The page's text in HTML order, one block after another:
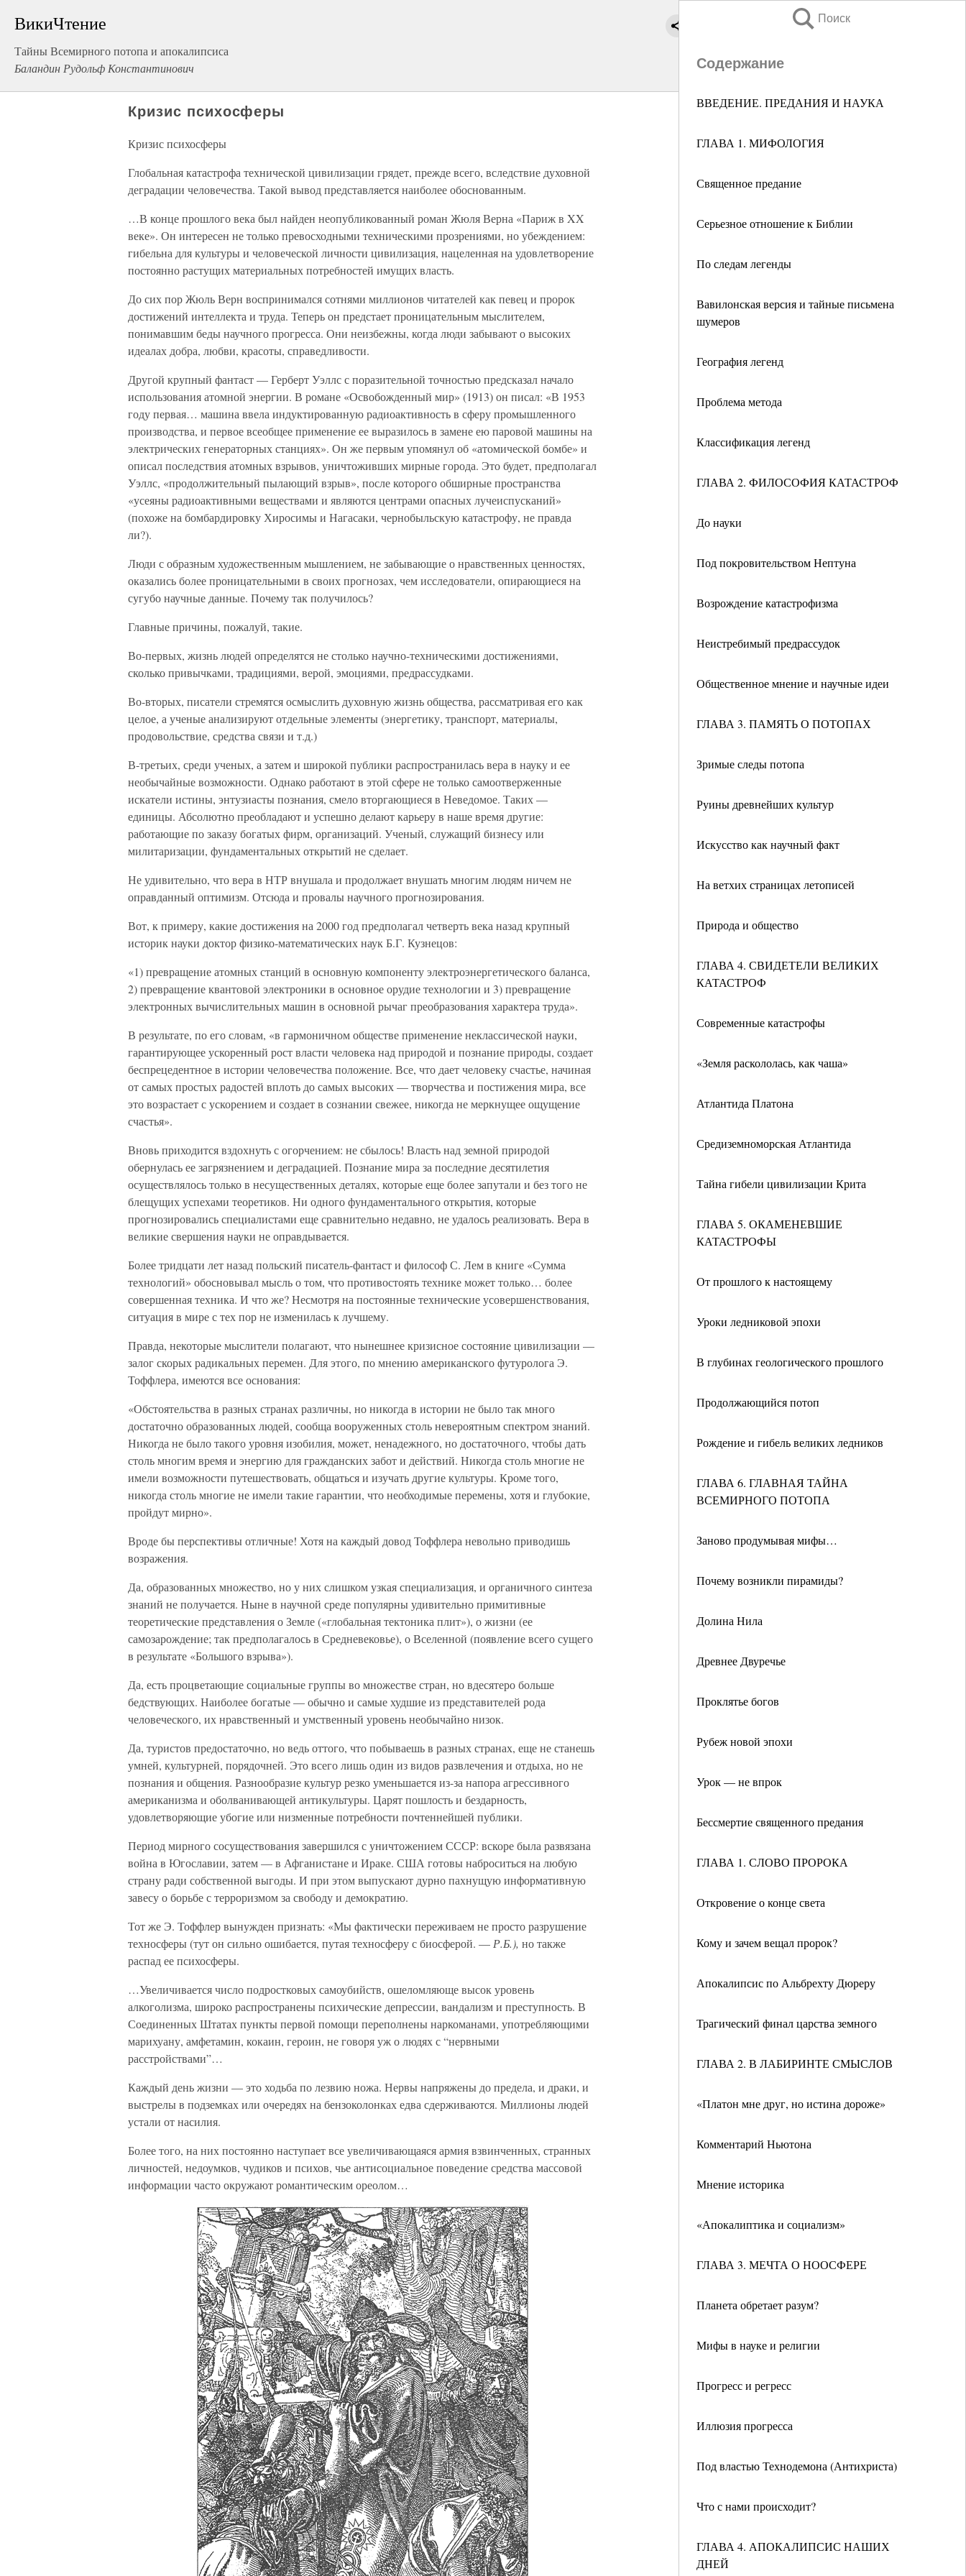
ВикиЧтение
Тайны Всемирного потопа и апокалипсиса
Баландин Рудольф Константинович
Поиск
Содержание
ВВЕДЕНИЕ. ПРЕДАНИЯ И НАУКА
ГЛАВА 1. МИФОЛОГИЯ
Священное предание
Серьезное отношение к Библии
По следам легенды
Вавилонская версия и тайные письмена
шумеров
География легенд
Проблема метода
Классификация легенд
ГЛАВА 2. ФИЛОСОФИЯ КАТАСТРОФ
До науки
Под покровительством Нептуна
Возрождение катастрофизма
Неистребимый предрассудок
Общественное мнение и научные идеи
ГЛАВА 3. ПАМЯТЬ О ПОТОПАХ
Зримые следы потопа
Руины древнейших культур
Искусство как научный факт
На ветхих страницах летописей
Природа и общество
ГЛАВА 4. СВИДЕТЕЛИ ВЕЛИКИХ
КАТАСТРОФ
Современные катастрофы
«Земля раскололась, как чаша»
Атлантида Платона
Средиземноморская Атлантида
Тайна гибели цивилизации Крита
ГЛАВА 5. ОКАМЕНЕВШИЕ
КАТАСТРОФЫ
От прошлого к настоящему
Уроки ледниковой эпохи
В глубинах геологического прошлого
Продолжающийся потоп
Рождение и гибель великих ледников
ГЛАВА 6. ГЛАВНАЯ ТАЙНА
ВСЕМИРНОГО ПОТОПА
Заново продумывая мифы…
Почему возникли пирамиды?
Долина Нила
Древнее Двуречье
Проклятье богов
Рубеж новой эпохи
Урок — не впрок
Бессмертие священного предания
ГЛАВА 1. СЛОВО ПРОРОКА
Откровение о конце света
Кому и зачем вещал пророк?
Апокалипсис по Альбрехту Дюреру
Трагический финал царства земного
ГЛАВА 2. В ЛАБИРИНТЕ СМЫСЛОВ
«Платон мне друг, но истина дороже»
Комментарий Ньютона
Мнение историка
«Апокалиптика и социализм»
ГЛАВА 3. МЕЧТА О НООСФЕРЕ
Планета обретает разум?
Мифы в науке и религии
Прогресс и регресс
Иллюзия прогресса
Под властью Технодемона (Антихриста)
Что с нами происходит?
ГЛАВА 4. АПОКАЛИПСИС НАШИХ
ДНЕЙ
Кризис психосферы
Кризис психосферы
Глобальная катастрофа технической цивилизации грядет, прежде всего, вследствие духовной
деградации человечества. Такой вывод представляется наиболее обоснованным.
…В конце прошлого века был найден неопубликованный роман Жюля Верна «Париж в XX
веке». Он интересен не только превосходными техническими прозрениями, но убеждением:
гибельна для культуры и человеческой личности цивилизация, нацеленная на удовлетворение
постоянно растущих материальных потребностей имущих власть.
До сих пор Жюль Верн воспринимался сотнями миллионов читателей как певец и пророк
достижений интеллекта и труда. Теперь он предстает проницательным мыслителем,
понимавшим беды научного прогресса. Они неизбежны, когда люди забывают о высоких
идеалах добра, любви, красоты, справедливости.
Другой крупный фантаст — Герберт Уэллс с поразительной точностью предсказал начало
использования атомной энергии. В романе «Освобожденный мир» (1913) он писал: «В 1953
году первая… машина ввела индуктированную радиоактивность в сферу промышленного
производства, и первое всеобщее применение ее выразилось в замене ею паровой машины на
электрических генераторных станциях». Он же первым упомянул об «атомической бомбе» и
описал последствия атомных взрывов, уничтоживших мирные города. Это будет, предполагал
Уэллс, «продолжительный пылающий взрыв», после которого обширные пространства
«усеяны радиоактивными веществами и являются центрами опасных лучеиспусканий»
(похоже на бомбардировку Хиросимы и Нагасаки, чернобыльскую катастрофу, не правда
ли?).
Люди с образным художественным мышлением, не забывающие о нравственных ценностях,
оказались более проницательными в своих прогнозах, чем исследователи, опирающиеся на
сугубо научные данные. Почему так получилось?
Главные причины, пожалуй, такие.
Во-первых, жизнь людей определятся не столько научно-техническими достижениями,
сколько привычками, традициями, верой, эмоциями, предрассудками.
Во-вторых, писатели стремятся осмыслить духовную жизнь общества, рассматривая его как
целое, а ученые анализируют отдельные элементы (энергетику, транспорт, материалы,
продовольствие, средства связи и т.д.)
В-третьих, среди ученых, а затем и широкой публики распространилась вера в науку и ее
необычайные возможности. Однако работают в этой сфере не только самоотверженные
искатели истины, энтузиасты познания, смело вторгающиеся в Неведомое. Таких —
единицы. Абсолютно преобладают и успешно делают карьеру в наше время другие:
работающие по заказу богатых фирм, организаций. Ученый, служащий бизнесу или
милитаризации, фундаментальных открытий не сделает.
Не удивительно, что вера в НТР внушала и продолжает внушать многим людям ничем не
оправданный оптимизм. Отсюда и провалы научного прогнозирования.
Вот, к примеру, какие достижения на 2000 год предполагал четверть века назад крупный
историк науки доктор физико-математических наук Б.Г. Кузнецов:
«1) превращение атомных станций в основную компоненту электроэнергетического баланса,
2) превращение квантовой электроники в основное орудие технологии и 3) превращение
электронных вычислительных машин в основной рычаг преобразования характера труда».
В результате, по его словам, «в гармоничном обществе применение неклассической науки,
гарантирующее ускоренный рост власти человека над природой и познание природы, создает
беспрецедентное в истории человечества положение. Все, что дает человеку счастье, начиная
от самых простых радостей вплоть до самых высоких — творчества и постижения мира, все
это возрастает с ускорением и создает в сознании свежее, никогда не меркнущее ощущение
счастья».
Вновь приходится вздохнуть с огорчением: не сбылось! Власть над земной природой
обернулась ее загрязнением и деградацией. Познание мира за последние десятилетия
осуществлялось только в несущественных деталях, которые еще более запутали и без того не
блещущих успехами теоретиков. Ни одного фундаментального открытия, которые
прогнозировались специалистами еще сравнительно недавно, не удалось реализовать. Вера в
великие свершения науки не оправдывается.
Более тридцати лет назад польский писатель-фантаст и философ С. Лем в книге «Сумма
технологий» обосновывал мысль о том, что противостоять технике может только… более
совершенная техника. И что же? Несмотря на постоянные технические усовершенствования,
ситуация в мире с тех пор не изменилась к лучшему.
Правда, некоторые мыслители полагают, что нынешнее кризисное состояние цивилизации —
залог скорых радикальных перемен. Для этого, по мнению американского футуролога Э.
Тоффлера, имеются все основания:
«Обстоятельства в разных странах различны, но никогда в истории не было так много
достаточно образованных людей, сообща вооруженных столь невероятным спектром знаний.
Никогда не было такого уровня изобилия, может, ненадежного, но достаточного, чтобы дать
столь многим время и энергию для гражданских забот и действий. Никогда столь многие не
имели возможности путешествовать, общаться и изучать другие культуры. Кроме того,
никогда столь многие не имели такие гарантии, что необходимые перемены, хотя и глубокие,
пройдут мирно».
Вроде бы перспективы отличные! Хотя на каждый довод Тоффлера невольно приводишь
возражения.
Да, образованных множество, но у них слишком узкая специализация, и органичного синтеза
знаний не получается. Ныне в научной среде популярны удивительно примитивные
теоретические представления о Земле («глобальная тектоника плит»), о жизни (ее
самозарождение; так предполагалось в Средневековье), о Вселенной (появление всего сущего
в результате «Большого взрыва»).
Да, есть процветающие социальные группы во множестве стран, но вдесятеро больше
бедствующих. Наиболее богатые — обычно и самые худшие из представителей рода
человеческого, их нравственный и умственный уровень необычайно низок.
Да, туристов предостаточно, но ведь оттого, что побываешь в разных странах, еще не станешь
умней, культурней, порядочней. Это всего лишь один из видов развлечения и отдыха, но не
познания и общения. Разнообразие культур резко уменьшается из-за напора агрессивного
американизма и оболванивающей антикультуры. Царят пошлость и бездарность,
удовлетворяющие убогие или низменные потребности почтеннейшей публики.
Период мирного сосуществования завершился с уничтожением СССР: вскоре была развязана
война в Югославии, затем — в Афганистане и Ираке. США готовы наброситься на любую
страну ради собственной выгоды. И при этом выпускают дурно пахнущую информативную
завесу о борьбе с терроризмом за свободу и демократию.
Тот же Э. Тоффлер вынужден признать: «Мы фактически переживаем не просто разрушение
техносферы (тут он сильно ошибается, путая техносферу с биосферой. — Р.Б.), но также
распад ее психосферы.
…Увеличивается число подростковых самоубийств, ошеломляюще высок уровень
алкоголизма, широко распространены психические депрессии, вандализм и преступность. В
Соединенных Штатах пункты первой помощи переполнены наркоманами, употребляющими
марихуану, амфетамин, кокаин, героин, не говоря уж о людях с “нервными
расстройствами”…
Каждый день жизни — это ходьба по лезвию ножа. Нервы напряжены до предела, и драки, и
выстрелы в подземках или очередях на бензоколонках едва сдерживаются. Миллионы людей
устали от насилия.
Более того, на них постоянно наступает все увеличивающаяся армия взвинченных, странных
личностей, недоумков, чудиков и психов, чье антисоциальное поведение средства массовой
информации часто окружают романтическим ореолом…